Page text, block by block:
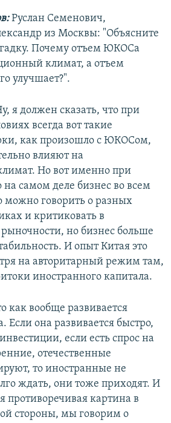
Руслан Семенович,
из Москвы: "Объясните
Почему отъем ЮКОСа
климат, а отъем
улучшает?".
я должен сказать, что при
всегда вот такие
как произошло с ЮКОСом,
влияют на
Но вот именно при
самом деле бизнес во всем
можно говорить о разных
и критиковать в
но бизнес больше
И опыт Китая это
на авторитарный режим там,
иностранного капитала.
как вообще развивается
Если она развивается быстро,
если есть спрос на
отечественные
то иностранные не
ждать, они тоже приходят. И
противоречивая картина в
стороны, мы говорим о